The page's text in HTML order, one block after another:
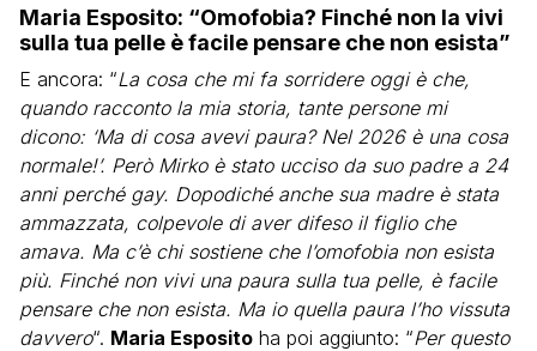
Maria Esposito: “Omofobia? Finché non la vivi
sulla tua pelle è facile pensare che non esista”
E ancora: “La cosa che mi fa sorridere oggi è che,
quando racconto la mia storia, tante persone mi
dicono: ‘Ma di cosa avevi paura? Nel 2026 è una cosa
normale!’. Però Mirko è stato ucciso da suo padre a 24
anni perché gay. Dopodiché anche sua madre è stata
ammazzata, colpevole di aver difeso il figlio che
amava. Ma c’è chi sostiene che l’omofobia non esista
più. Finché non vivi una paura sulla tua pelle, è facile
pensare che non esista. Ma io quella paura l’ho vissuta
davvero“. Maria Esposito ha poi aggiunto: “Per questo